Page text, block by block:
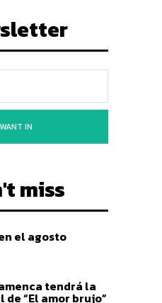
IN
miss
el agosto
tendrá la
“El amor brujo”